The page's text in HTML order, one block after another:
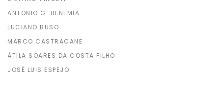
ANTONIO G. BENEMIA
LUCIANO BUSO
MARCO CASTRACANE
ÁTILA SOARES DA COSTA FILHO
JOSÈ LUIS ESPEJO